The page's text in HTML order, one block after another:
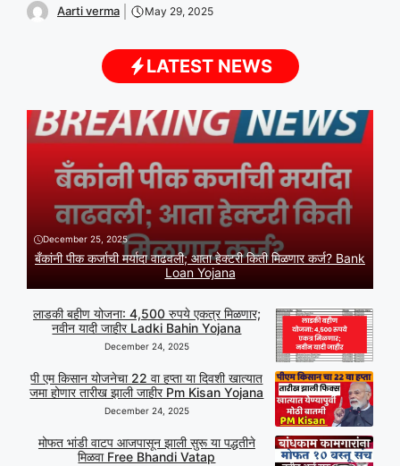
Aarti verma May 29, 2025
LATEST NEWS
December 25, 2025
बँकांनी पीक कर्जाची मर्यादा वाढवली; आता हेक्टरी किती मिळणार कर्ज? Bank
Loan Yojana
लाडकी बहीण योजना: 4,500 रुपये एकत्र मिळणार;
नवीन यादी जाहीर Ladki Bahin Yojana
December 24, 2025
पी एम किसान योजनेचा 22 वा हप्ता या दिवशी खात्यात
जमा होणार तारीख झाली जाहीर Pm Kisan Yojana
December 24, 2025
मोफत भांडी वाटप आजपासून झाली सुरू या पद्धतीने
मिळवा Free Bhandi Vatap